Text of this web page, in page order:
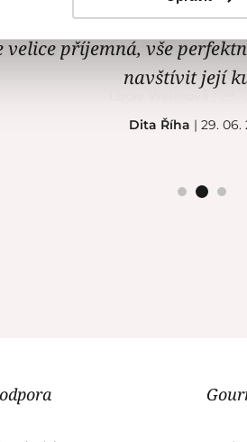
velmi chutné. Sachr
velice příjemná, vše
navštívit její
Dita Říha | 29. 06.